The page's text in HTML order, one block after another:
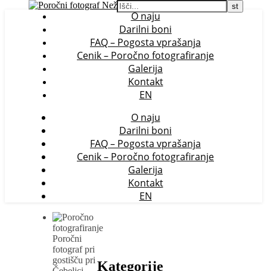
O naju
Darilni boni
FAQ – Pogosta vprašanja
Cenik – Poročno fotografiranje
Galerija
Kontakt
EN
O naju
Darilni boni
FAQ – Pogosta vprašanja
Cenik – Poročno fotografiranje
Galerija
Kontakt
EN
Kategorije